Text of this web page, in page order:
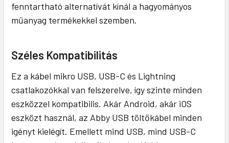
fenntartható alternatívát kínál a hagyományos
műanyag termékekkel szemben.
Széles Kompatibilitás
Ez a kábel mikro USB, USB-C és Lightning
csatlakozókkal van felszerelve, így szinte minden
eszközzel kompatibilis. Akár Android, akár iOS
eszközt használ, az Abby USB töltőkábel minden
igényt kielégít. Emellett mind USB, mind USB-C